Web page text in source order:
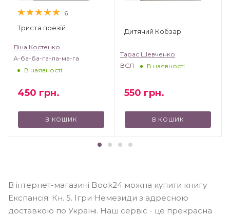
6
Триста поезій
Ліна Костенко
А-ба-ба-га-ла-ма-га
В наявності
450 грн.
В КОШИК
Дитячий Кобзар
Тарас Шевченко
ВСЛ
В наявності
550 грн.
В КОШИК
В інтернет-магазині Book24 можна купити книгу
Експансія. Кн. 5. Ігри Немезиди з адресною
доставкою по Україні. Наш сервіс - це прекрасна